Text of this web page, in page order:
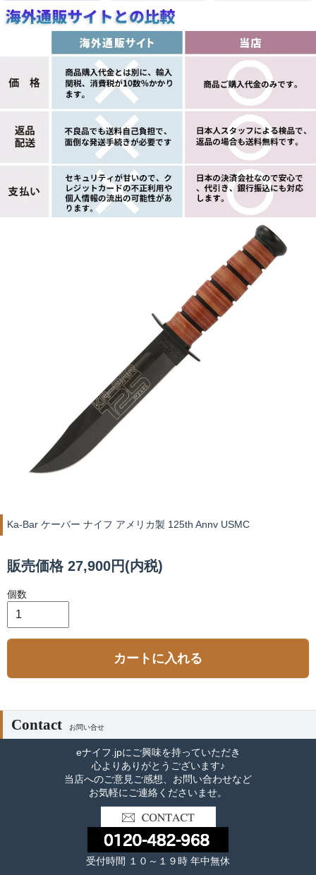
Ka-Bar ケーバー ナイフ アメリカ製 125th Annv USMC
販売価格 27,900円(内税)
個数
カートに入れる
Contact お問い合せ
eナイフ.jpにご興味を持っていただき
心よりありがとうございます♪
当店へのご意見ご感想、お問い合わせなど
お気軽にご連絡くださいませ。
受付時間 １０～１９時 年中無休